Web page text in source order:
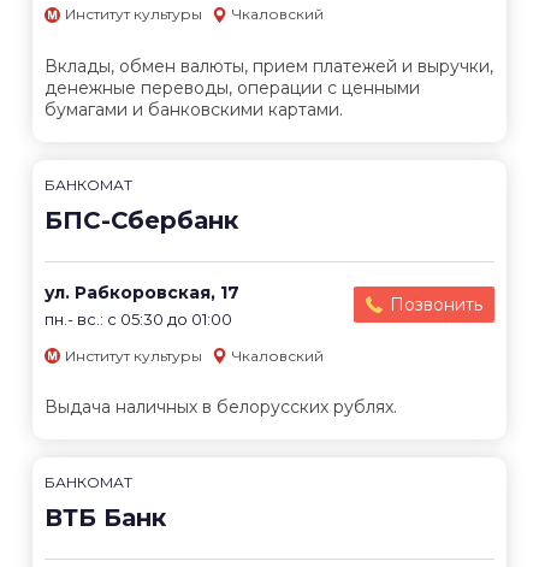
Институт культуры Чкаловский
Вклады, обмен валюты, прием платежей и выручки,
денежные переводы, операции с ценными
бумагами и банковскими картами.
БАНКОМАТ
БПС-Сбербанк
ул. Рабкоровская, 17
пн.- вс.: с 05:30 до 01:00
Позвонить
Институт культуры Чкаловский
Выдача наличных в белорусских рублях.
БАНКОМАТ
ВТБ Банк